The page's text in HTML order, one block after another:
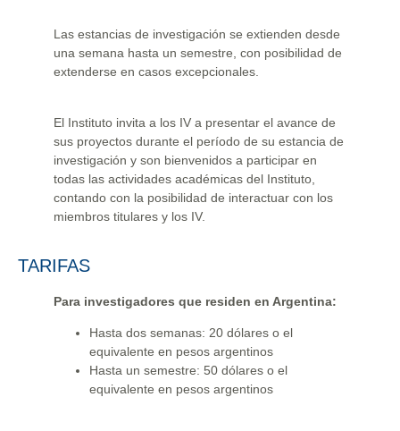
Las estancias de investigación se extienden desde
una semana hasta un semestre, con posibilidad de
extenderse en casos excepcionales.
El Instituto invita a los IV a presentar el avance de
sus proyectos durante el período de su estancia de
investigación y son bienvenidos a participar en
todas las actividades académicas del Instituto,
contando con la posibilidad de interactuar con los
miembros titulares y los IV.
TARIFAS
Para investigadores que residen en Argentina:
Hasta dos semanas: 20 dólares o el
equivalente en pesos argentinos
Hasta un semestre: 50 dólares o el
equivalente en pesos argentinos